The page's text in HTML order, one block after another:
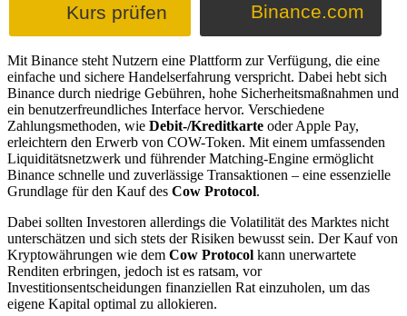
Binance.com
Kurs prüfen
Mit Binance steht Nutzern eine Plattform zur Verfügung, die eine
einfache und sichere Handelserfahrung verspricht. Dabei hebt sich
Binance durch niedrige Gebühren, hohe Sicherheitsmaßnahmen und
ein benutzerfreundliches Interface hervor. Verschiedene
Zahlungsmethoden, wie Debit-/Kreditkarte oder Apple Pay,
erleichtern den Erwerb von COW-Token. Mit einem umfassenden
Liquiditätsnetzwerk und führender Matching-Engine ermöglicht
Binance schnelle und zuverlässige Transaktionen – eine essenzielle
Grundlage für den Kauf des Cow Protocol.
Dabei sollten Investoren allerdings die Volatilität des Marktes nicht
unterschätzen und sich stets der Risiken bewusst sein. Der Kauf von
Kryptowährungen wie dem Cow Protocol kann unerwartete
Renditen erbringen, jedoch ist es ratsam, vor
Investitionsentscheidungen finanziellen Rat einzuholen, um das
eigene Kapital optimal zu allokieren.